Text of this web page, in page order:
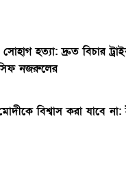
হত্যা: দ্রুত বিচার
নজরুলের
বিশ্বাস করা যাবে না: